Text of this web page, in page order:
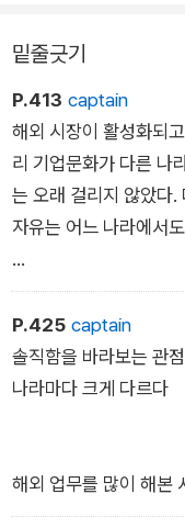
함으로써 그들의 제품
모든 부분에 시시콜콜
잘못 알려진 이야기다.
/ 6장 어떤 의사결정도
밑줄긋기
P.413 captain
해외 시장이 활성화되
리 기업문화가 다른 나
는 오래 걸리지 않았다.
자유는 어느 나라에서
간혹규정집을 확인하
을 낮설게 여기는 문화
만큼이나 규정이 많지
다. 자신의 삶과 일만큼
P.425 captain
솔직함을 바라보는 관
나라마다 크게 다르다
해외 업무를 많이 해본
한 피드백이 효과를 봤